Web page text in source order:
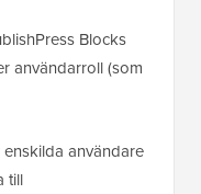
Blocks
användarroll (som
användare
till